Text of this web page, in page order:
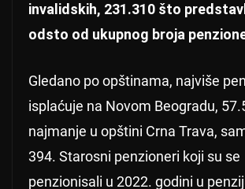
invalidskih, 231.310 što
odsto od ukupnog broja
Gledano po opštinama, najviše
isplaćuje na Novom Beogradu,
najmanje u opštini Crna Trava,
394. Starosni penzioneri koji su se
penzionisali u 2022. godini u